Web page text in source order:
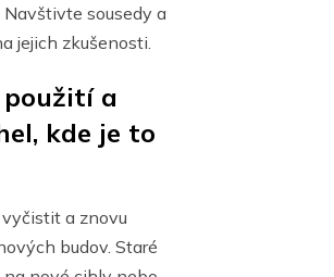
sousedy a
jejich zkušenosti.
použití a
kde je to
a znovu
budov. Staré